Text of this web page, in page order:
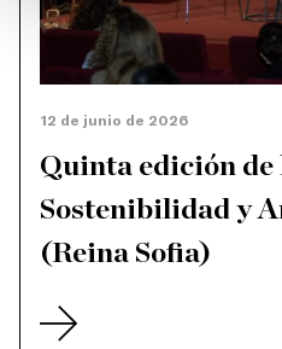
12 de junio de 2026
Quinta edición de
Sostenibilidad y
(Reina Sofia)